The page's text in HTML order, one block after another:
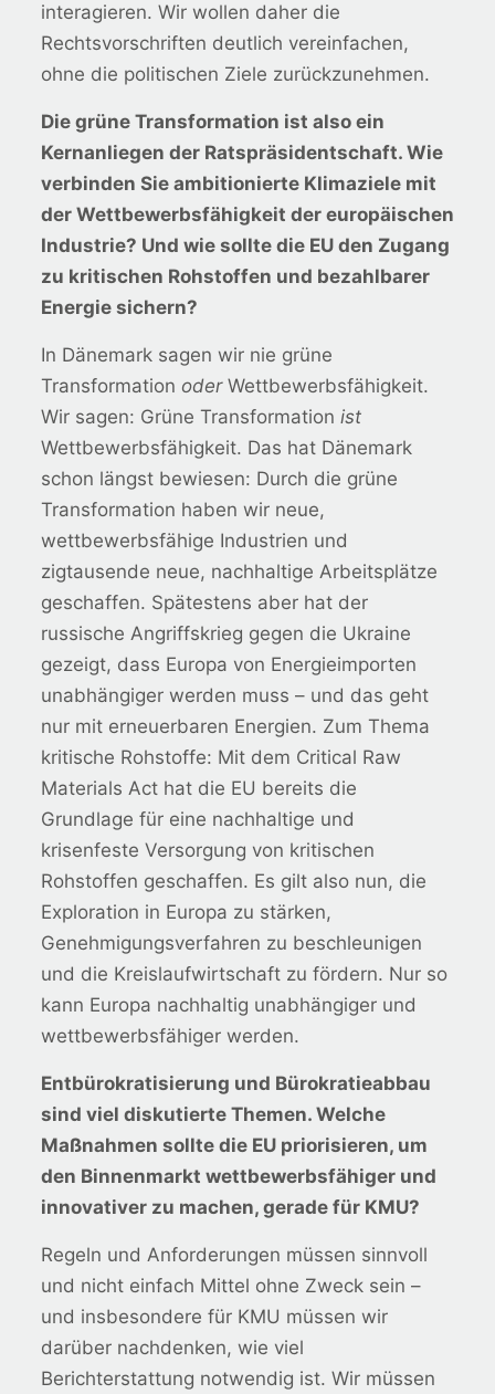
interagieren. Wir wollen daher die
Rechtsvorschriften deutlich vereinfachen,
ohne die politischen Ziele zurückzunehmen.
Die grüne Transformation ist also ein
Kernanliegen der Ratspräsidentschaft. Wie
verbinden Sie ambitionierte Klimaziele mit
der Wettbewerbsfähigkeit der europäischen
Industrie? Und wie sollte die EU den Zugang
zu kritischen Rohstoffen und bezahlbarer
Energie sichern?
In Dänemark sagen wir nie grüne
Transformation oderWettbewerbsfähigkeit.
Wir sagen: Grüne Transformation ist
Wettbewerbsfähigkeit. Das hat Dänemark
schon längst bewiesen: Durch die grüne
Transformation haben wir neue,
wettbewerbsfähige Industrien und
zigtausende neue, nachhaltige Arbeitsplätze
geschaffen. Spätestens aber hat der
russische Angriffskrieg gegen die Ukraine
gezeigt, dass Europa von Energieimporten
unabhängiger werden muss – und das geht
nur mit erneuerbaren Energien. Zum Thema
kritische Rohstoffe: Mit dem Critical Raw
Materials Act hat die EU bereits die
Grundlage für eine nachhaltige und
krisenfeste Versorgung von kritischen
Rohstoffen geschaffen. Es gilt also nun, die
Exploration in Europa zu stärken,
Genehmigungsverfahren zu beschleunigen
und die Kreislaufwirtschaft zu fördern. Nur so
kann Europa nachhaltig unabhängiger und
wettbewerbsfähiger werden.
Entbürokratisierung und Bürokratieabbau
sind viel diskutierte Themen. Welche
Maßnahmen sollte die EU priorisieren, um
den Binnenmarkt wettbewerbsfähiger und
innovativer zu machen, gerade für KMU?
Regeln und Anforderungen müssen sinnvoll
und nicht einfach Mittel ohne Zweck sein –
und insbesondere für KMU müssen wir
darüber nachdenken, wie viel
Berichterstattung notwendig ist. Wir müssen